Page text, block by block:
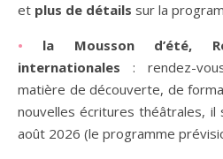
et plus de détails sur la
•
la Mousson d’été,
internationales : rendez-
matière de découverte, de
nouvelles écritures théâtrales, il
août 2026 (le programme